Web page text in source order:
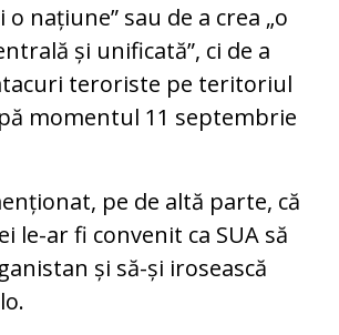
o națiune” sau de a crea „o
și unificată”, ci de a
teroriste pe teritoriul
momentul 11 septembrie
pe de altă parte, că
le-ar fi convenit ca SUA să
și să-și irosească